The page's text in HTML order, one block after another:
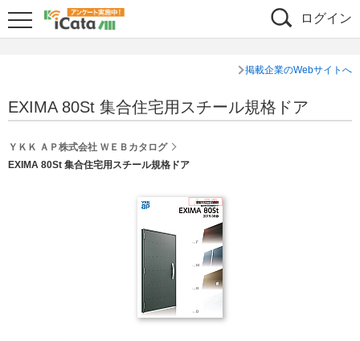
ログイン
掲載企業のWebサイトへ
EXIMA 80St 集合住宅用スチール規格ドア
ＹＫＫ ＡＰ株式会社 ＷＥＢカタログ
EXIMA 80St 集合住宅用スチール規格ドア